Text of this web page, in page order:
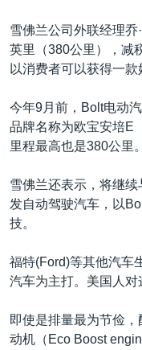
雪佛兰公司外联经理乔
英里（380公里），减
以消费者可以获得一
今年9月前，Bolt电动
品牌名称为欧宝安培E
里程最高也是380公里。
雪佛兰还表示，将继
发自动驾驶汽车，以
技。
福特(Ford)等其他汽车
汽车为主打。美国人对
即使是排量最为节俭
动机（Eco Boost